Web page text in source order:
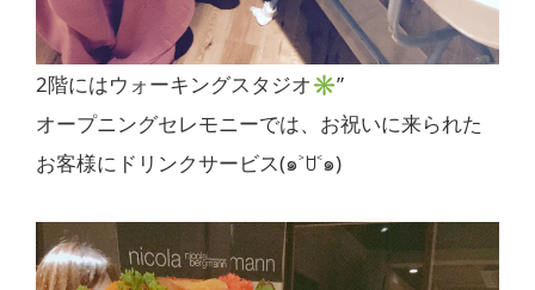
2階にはウォーキングスタジオ✳︎”
オープニングセレモニーでは、お祝いに来られた
お客様にドリンクサービス(๑˃ꇴ˂๑)